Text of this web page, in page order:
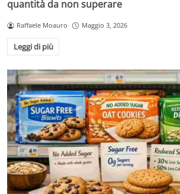
quantità da non superare
Raffaele Moauro Maggio 3, 2026
Leggi di più